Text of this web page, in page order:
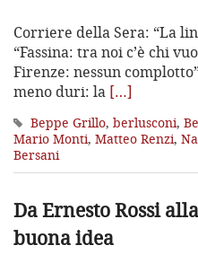
Corriere della Sera: “La
“Fassina: tra noi c’è chi
Firenze: nessun
meno duri: la […]
Beppe Grillo, berlusconi,
Mario Monti, Matteo Renzi,
Bersani
Da Ernesto Rossi
buona idea